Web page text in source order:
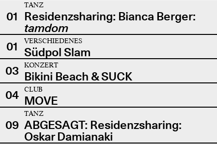
01
TANZ
Residenzsharing: Bianca Berger:
tamdom
01
VERSCHIEDENES
Südpol Slam
03
KONZERT
Bikini Beach & SUCK
04
CLUB
MOVE
09
TANZ
ABGESAGT: Residenzsharing:
Oskar Damianaki